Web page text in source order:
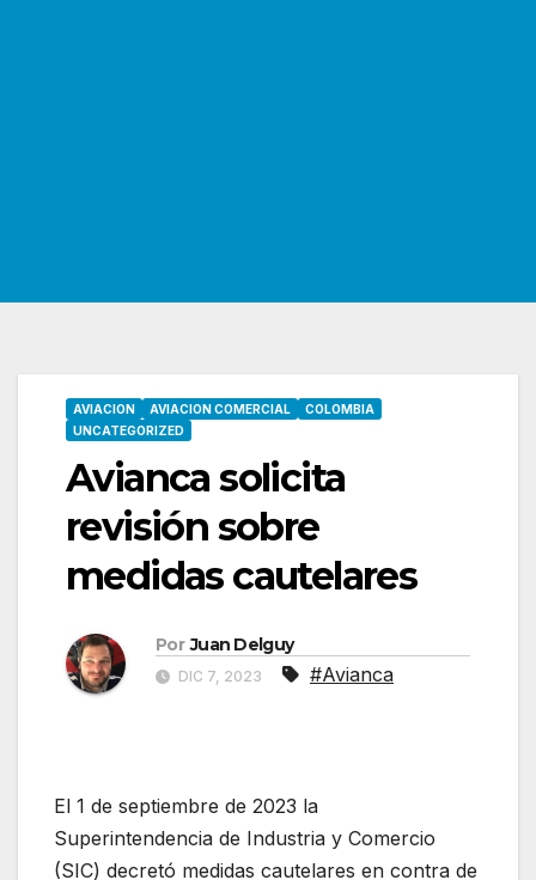
AVIACION AVIACION COMERCIAL
COLOMBIA
UNCATEGORIZED
Avianca solicita
revisión sobre
medidas cautelares
Por Juan Delguy
DIC 7, 2023 #Avianca
El 1 de septiembre de 2023 la
Superintendencia de Industria y Comercio
(SIC) decretó medidas cautelares en contra de